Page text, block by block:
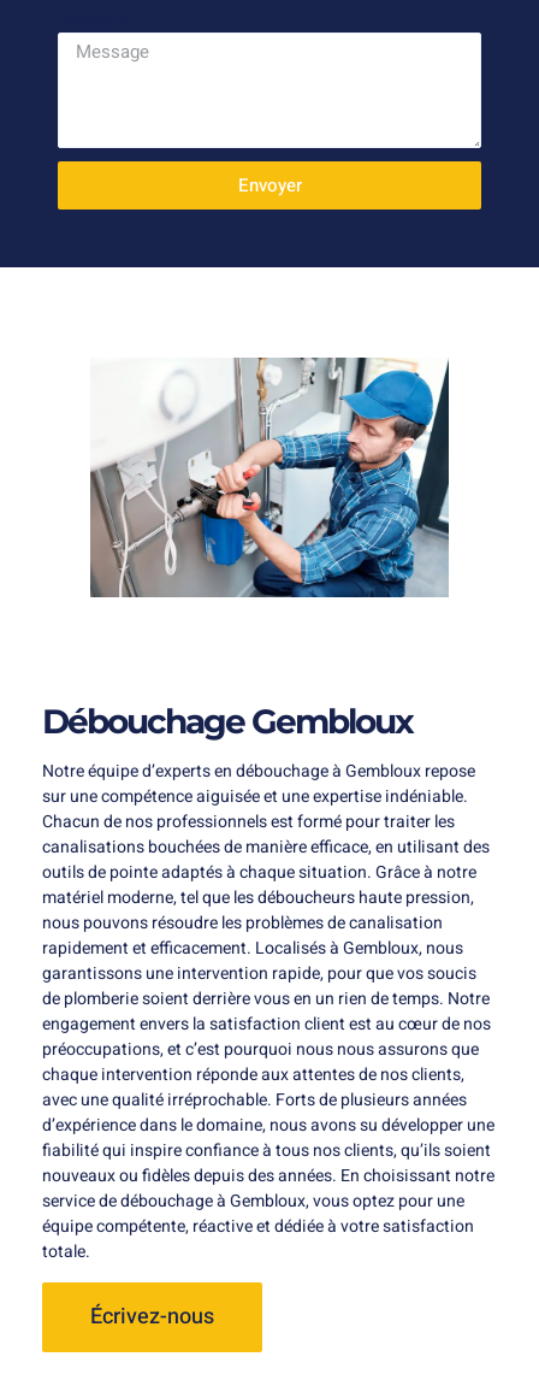
Envoyer
Débouchage Gembloux
Notre équipe d’experts en débouchage à Gembloux repose
sur une compétence aiguisée et une expertise indéniable.
Chacun de nos professionnels est formé pour traiter les
canalisations bouchées de manière efficace, en utilisant des
outils de pointe adaptés à chaque situation. Grâce à notre
matériel moderne, tel que les déboucheurs haute pression,
nous pouvons résoudre les problèmes de canalisation
rapidement et efficacement. Localisés à Gembloux, nous
garantissons une intervention rapide, pour que vos soucis
de plomberie soient derrière vous en un rien de temps. Notre
engagement envers la satisfaction client est au cœur de nos
préoccupations, et c’est pourquoi nous nous assurons que
chaque intervention réponde aux attentes de nos clients,
avec une qualité irréprochable. Forts de plusieurs années
d’expérience dans le domaine, nous avons su développer une
fiabilité qui inspire confiance à tous nos clients, qu’ils soient
nouveaux ou fidèles depuis des années. En choisissant notre
service de débouchage à Gembloux, vous optez pour une
équipe compétente, réactive et dédiée à votre satisfaction
totale.
Écrivez-nous